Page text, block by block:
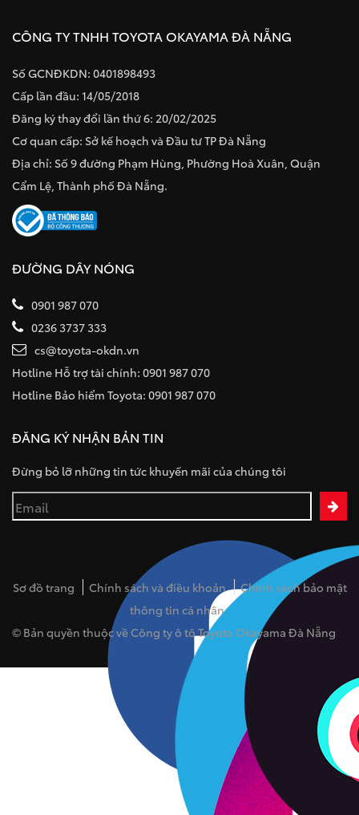
CÔNG TY TNHH TOYOTA OKAYAMA ĐÀ NẴNG
Số GCNĐKDN: 0401898493
Cấp lần đầu: 14/05/2018
Đăng ký thay đổi lần thứ 6: 20/02/2025
Cơ quan cấp: Sở kế hoạch và Đầu tư TP Đà Nẵng
Địa chỉ: Số 9 đường Phạm Hùng, Phường Hoà Xuân, Quận
Cẩm Lệ, Thành phố Đà Nẵng.
ĐƯỜNG DÂY NÓNG
0901 987 070
0236 3737 333
cs@toyota-okdn.vn
Hotline Hỗ trợ tài chính: 0901 987 070
Hotline Bảo hiểm Toyota: 0901 987 070
ĐĂNG KÝ NHẬN BẢN TIN
Đừng bỏ lỡ những tin tức khuyến mãi của chúng tôi
Sơ đồ trang Chính sách và điều khoản
Chính sách bảo mật
thông tin cá nhân
© Bản quyền thuộc về Công ty ô tô Toyota Okayama Đà Nẵng